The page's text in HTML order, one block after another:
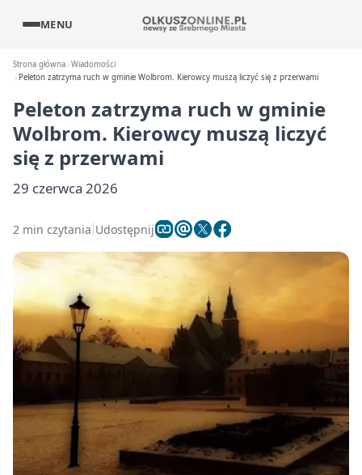
MENU
Strona główna Wiadomości
Peleton zatrzyma ruch w gminie Wolbrom. Kierowcy muszą liczyć się z przerwami
Peleton zatrzyma ruch w gminie
Wolbrom. Kierowcy muszą liczyć
się z przerwami
29 czerwca 2026
2 min czytania Udostępnij